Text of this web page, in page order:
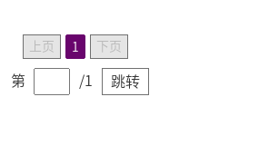
上页 1 下页
第 /1 跳转